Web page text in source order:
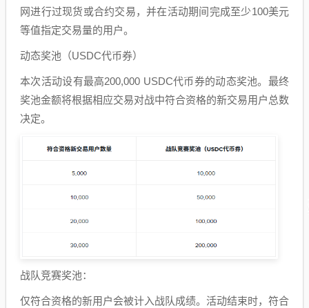
网进行过现货或合约交易，并在活动期间完成至少100美元
等值指定交易量的用户。
动态奖池（USDC代币券）
本次活动设有最高200,000 USDC代币券的动态奖池。最终
奖池金额将根据相应交易对战中符合资格的新交易用户总数
决定。
战队竞赛奖池：
仅符合资格的新用户会被计入战队成绩。活动结束时，符合